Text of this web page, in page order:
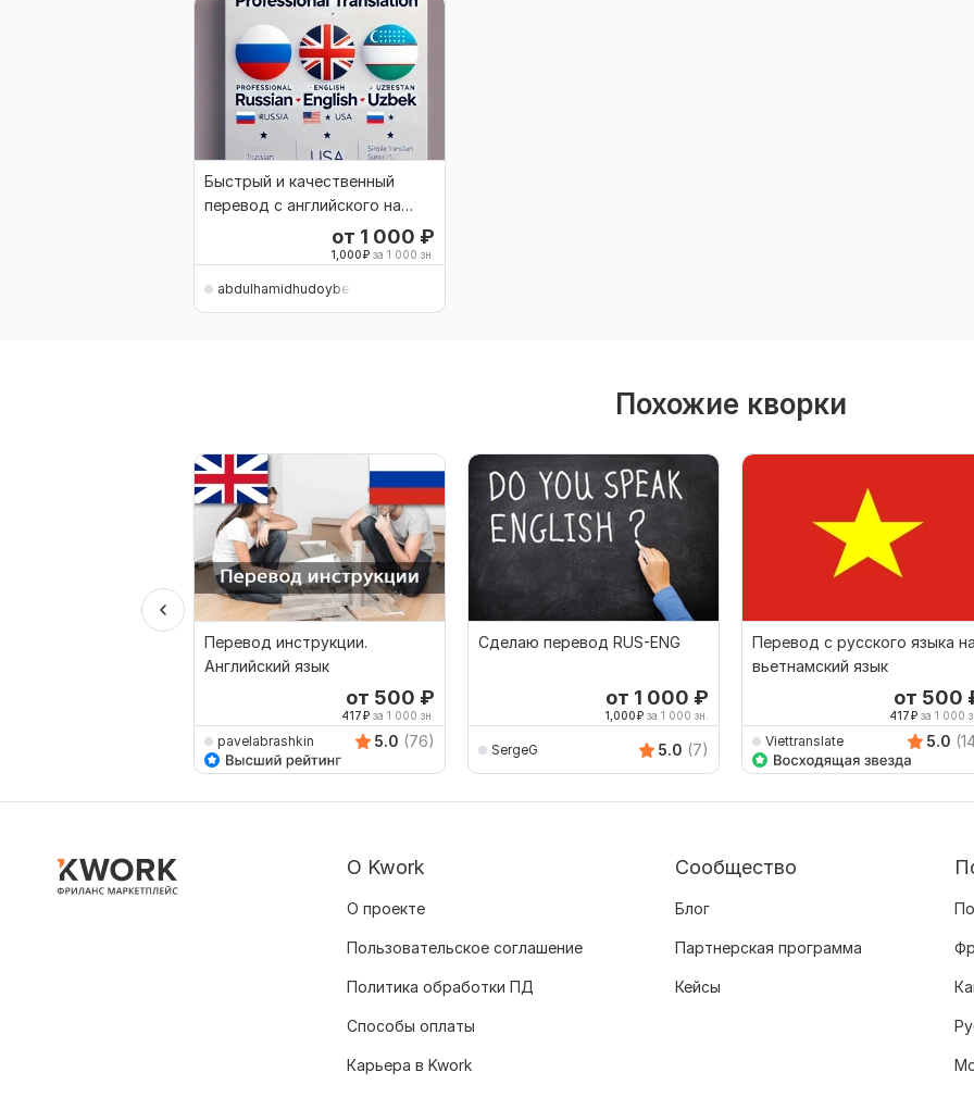
Быстрый и качественный
перевод с английского на
русский и обратноот 1 000 ₽
1,000₽ за 1 000 зн.
abdulhamidhudoyberga
Похожие кворки
Перевод инструкции.
Английский язык
от 500 ₽
417₽ за 1 000 зн.
pavelabrashkin 5.0 (76)
Сделаю перевод RUS-ENG
от 1 000 ₽
1,000₽ за 1 000 зн.
SergeG 5.0 (7)
Перевод с русского языка на
вьетнамский язык
от 500
417₽ за 1 000
Viettranslate 5.0
О Kwork
О проекте
Пользовательское соглашение
Политика обработки ПД
Способы оплаты
Карьера в Kwork
Сообщество
Блог
Партнерская программа
Кейсы